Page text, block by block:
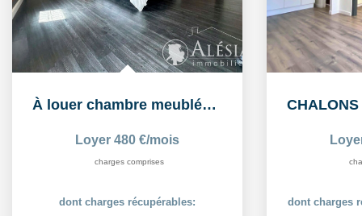
À louer chambre meublée de 16,26 m² dans un logement...
Loyer 480 €/mois
charges comprises
dont charges récupérables:
dont charges